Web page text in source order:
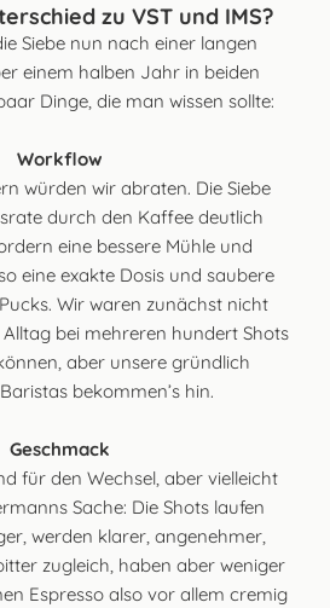
zu VST und IMS?
Siebe nun nach einer langen
einem halben Jahr in beiden
Dinge, die man wissen sollte:
Workflow
würden wir abraten. Die Siebe
durch den Kaffee deutlich
eine bessere Mühle und
eine exakte Dosis und saubere
Wir waren zunächst nicht
bei mehreren hundert Shots
aber unsere gründlich
bekommen’s hin.
Geschmack
für den Wechsel, aber vielleicht
Sache: Die Shots laufen
werden klarer, angenehmer,
zugleich, haben aber weniger
Espresso also vor allem cremig